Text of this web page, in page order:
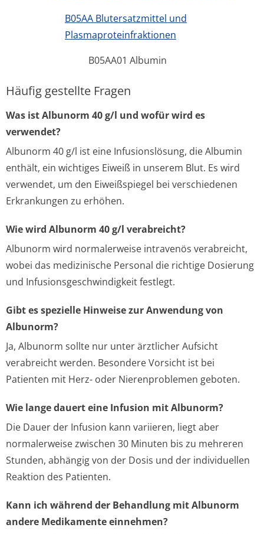
B05AA Blutersatzmittel und
Plasmaproteinfraktionen
B05AA01 Albumin
Häufig gestellte Fragen
Was ist Albunorm 40 g/l und wofür wird es
verwendet?
Albunorm 40 g/l ist eine Infusionslösung, die Albumin
enthält, ein wichtiges Eiweiß in unserem Blut. Es wird
verwendet, um den Eiweißspiegel bei verschiedenen
Erkrankungen zu erhöhen.
Wie wird Albunorm 40 g/l verabreicht?
Albunorm wird normalerweise intravenös verabreicht,
wobei das medizinische Personal die richtige Dosierung
und Infusionsgeschwindigkeit festlegt.
Gibt es spezielle Hinweise zur Anwendung von
Albunorm?
Ja, Albunorm sollte nur unter ärztlicher Aufsicht
verabreicht werden. Besondere Vorsicht ist bei
Patienten mit Herz- oder Nierenproblemen geboten.
Wie lange dauert eine Infusion mit Albunorm?
Die Dauer der Infusion kann variieren, liegt aber
normalerweise zwischen 30 Minuten bis zu mehreren
Stunden, abhängig von der Dosis und der individuellen
Reaktion des Patienten.
Kann ich während der Behandlung mit Albunorm
andere Medikamente einnehmen?